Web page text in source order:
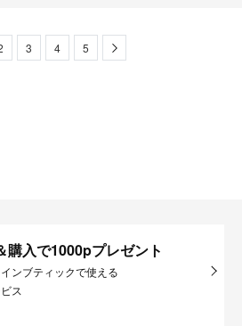
3 4 5 Next
購入で1000pプレゼント
ンブティックで使える
ス